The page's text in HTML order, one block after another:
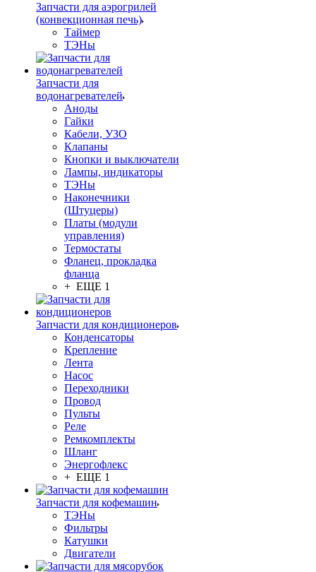
Запчасти для аэрогрилей
(конвекционная печь)
Таймер
ТЭНы
Запчасти для
водонагревателей
Аноды
Гайки
Кабели, УЗО
Клапаны
Кнопки и выключатели
Лампы, индикаторы
ТЭНы
Наконечники
(Штуцеры)
Платы (модули
управления)
Термостаты
Фланец, прокладка
фланца
+ ЕЩЕ 1
Запчасти для кондиционеров
Конденсаторы
Крепление
Лента
Насос
Переходники
Провод
Пульты
Реле
Ремкомплекты
Шланг
Энергофлекс
+ ЕЩЕ 1
Запчасти для кофемашин
ТЭНы
Фильтры
Катушки
Двигатели